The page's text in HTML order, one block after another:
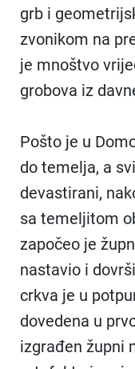
grb i
zvonikom na
je mnoštvo
grobova iz
Pošto je u
do temelja, a
devastirani,
sa temeljitom
započeo je
nastavio i
crkva je u
dovedena u
izgrađen župni